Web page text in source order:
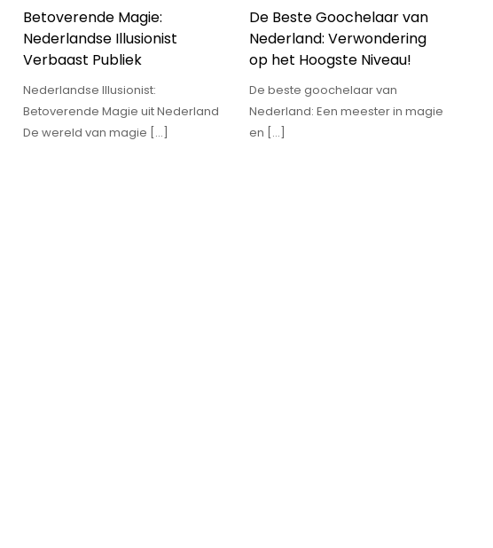
Betoverende Magie:
Nederlandse Illusionist
Verbaast Publiek
Nederlandse Illusionist:
Betoverende Magie uit Nederland
De wereld van magie […]
De Beste Goochelaar van
Nederland: Verwondering
op het Hoogste Niveau!
De beste goochelaar van
Nederland: Een meester in magie
en […]